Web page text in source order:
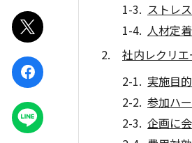
ポスト
シェア
LINEで
送る
ストレ
人材定
社内レクリ
実施目
参加ハ
企画に